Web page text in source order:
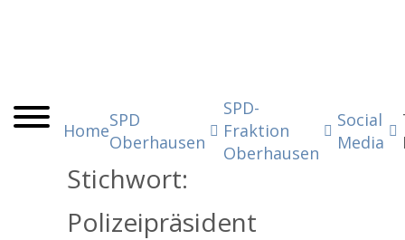
Home
SPD
Oberhausen
SPD-
Fraktion
Oberhausen
Social
Media
Stichwort:
Polizeipräsident